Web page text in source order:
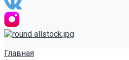
Главная